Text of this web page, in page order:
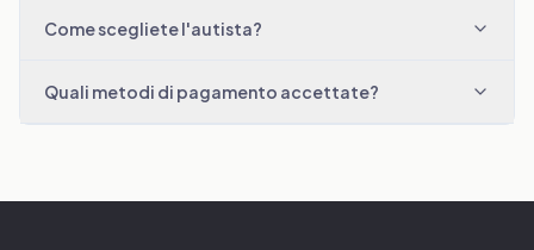
Come scegliete l'autista?
Quali metodi di pagamento accettate?